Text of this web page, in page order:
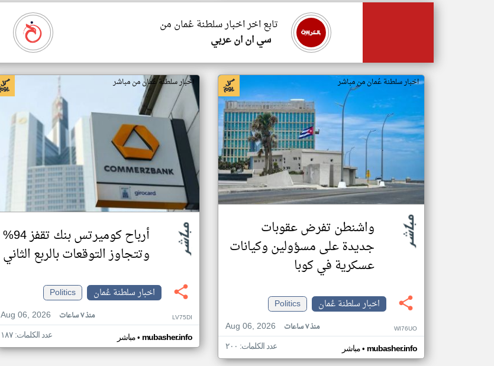
تابع اخر اخبار سلطنة عُمان من
سي ان ان عربي
اخبار سلطنة عُمان من مباشر
واشنطن تفرض عقوبات
جديدة على مسؤولين وكيانات
عسكرية في كوبا
اخبار سلطنة عُمان
Politics
Aug 06, 2026
منذ ٧ ساعات WI76UO
مباشر• mubasher.info عدد الكلمات: ٢٠٠
اخبار سلطنة عُمان من مباشر
أرباح كوميرتس بنك تقفز 94%
وتتجاوز التوقعات بالربع الثاني
اخبار سلطنة عُمان
Politics
Aug 06, 2026
منذ ٧ ساعات LV75DI
مباشر• mubasher.info عدد الكلمات: ١٨٧